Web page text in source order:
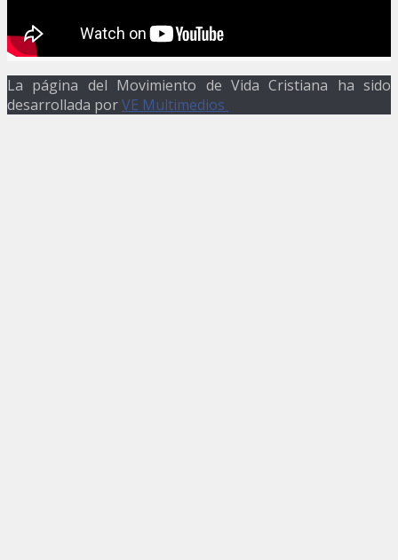
La página del Movimiento de Vida Cristiana ha sido
desarrollada porVE Multimedios